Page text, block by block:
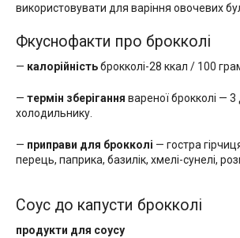
використовувати для варіння овочевих
Фкуснофакти про брокколі
— калорійністьброкколі-28 ккал / 100
— термін зберігання вареної брокколі — 3
холодильнику.
— приправи для брокколі — гостра
перець, паприка, базилік, хмелі-сунелі,
Соус до капусти брокколі
продукти для соусу